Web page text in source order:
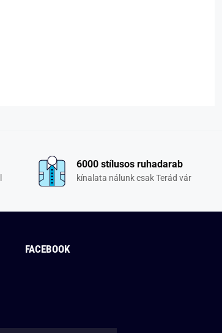
6000 stílusos ruhadarab
kínalata nálunk csak Terád vár
FACEBOOK